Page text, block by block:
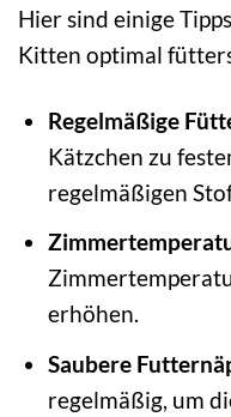
Hier sind einige
Kitten optimal
Regelmäßige
Kätzchen zu
regelmäßigen
erhöhen.
Saubere
regelmäßig, um